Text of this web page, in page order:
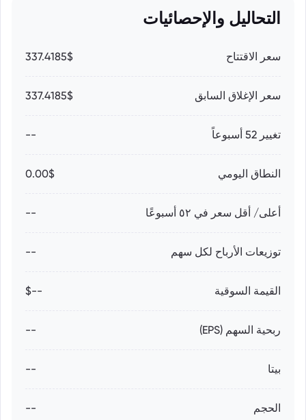
التحاليل والإحصائيات
سعر الاقتتاح 337.4185$
سعر الإغلاق السابق 337.4185$
تغيير 52 أسبوعاً --
النطاق اليومي 0.00$
أعلى/ أقل سعر في ٥٢ أسبوعًا --
توزيعات الأرباح لكل سهم --
القيمة السوقية --$
ربحية السهم (EPS) --
بيتا --
الحجم --